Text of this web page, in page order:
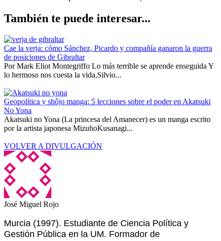
También te puede interesar...
Cae la verja: cómo Sánchez, Picardo y compañía ganaron la guerra
de posiciones de Gibraltar
Por Mark Eliot Montegriffo Lo más terrible se aprende enseguida Y
lo hermoso nos cuesta la vida,Silvio...
Geopolítica y shôjo manga: 5 lecciones sobre el poder en Akatsuki
No Yona
Akatsuki no Yona (La princesa del Amanecer) es un manga escrito
por la artista japonesa MizuhoKusanagi...
VOLVER A DIVULGACIÓN
José Miguel Rojo
Murcia (1997). Estudiante de Ciencia Política y
Gestión Pública en la UM. Formador de